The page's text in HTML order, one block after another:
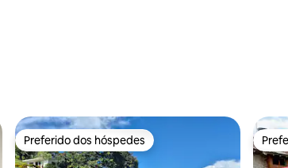
Preferido dos hóspedes
Preferido dos hóspedes